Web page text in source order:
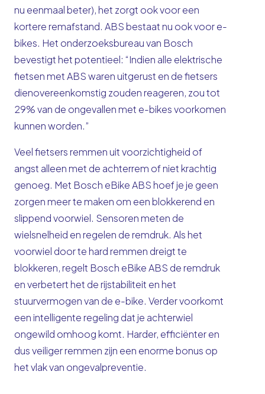
nu eenmaal beter), het zorgt ook voor een
kortere remafstand. ABS bestaat nu ook voor e-
bikes. Het onderzoeksbureau van Bosch
bevestigt het potentieel: “Indien alle elektrische
fietsen met ABS waren uitgerust en de fietsers
dienovereenkomstig zouden reageren, zou tot
29% van de ongevallen met e-bikes voorkomen
kunnen worden.”
Veel fietsers remmen uit voorzichtigheid of
angst alleen met de achterrem of niet krachtig
genoeg. Met Bosch eBike ABS hoef je je geen
zorgen meer te maken om een blokkerend en
slippend voorwiel. Sensoren meten de
wielsnelheid en regelen de remdruk. Als het
voorwiel door te hard remmen dreigt te
blokkeren, regelt Bosch eBike ABS de remdruk
en verbetert het de rijstabiliteit en het
stuurvermogen van de e-bike. Verder voorkomt
een intelligente regeling dat je achterwiel
ongewild omhoog komt. Harder, efficiënter en
dus veiliger remmen zijn een enorme bonus op
het vlak van ongevalpreventie.